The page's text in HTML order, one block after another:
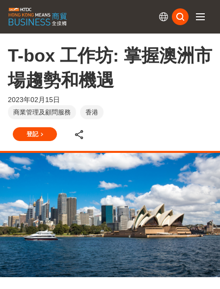
T-box 工作坊: 掌握澳洲市
場趨勢和機遇
2023年02月15日
商業管理及顧問服務 香港
登記